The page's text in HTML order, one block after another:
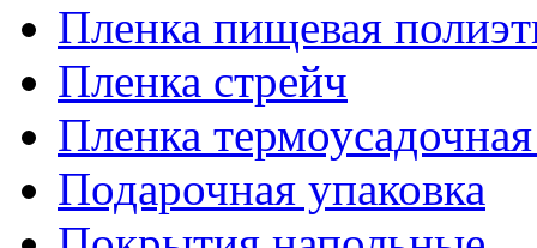
Пленка пищевая
Пленка стрейч
Пленка
Подарочная упаковка